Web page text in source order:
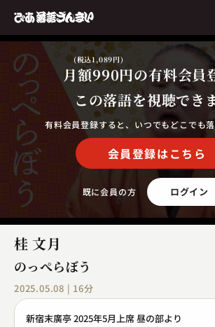
月額990円
(税込1,089円)
の有料会員
この落語を視聴でき
有料会員登録すると、いつでもどこでも落
会員登録はこちら
既に会員の方 ログイン
桂 文月
のっぺらぼう
2025.05.08 | 16分
新宿末廣亭 2025年5月上席 昼の部より